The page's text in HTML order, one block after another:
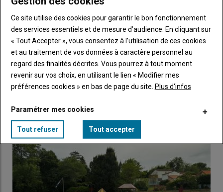
Sous-
titre
Vous n'êtes pas abonné(e)
TITRE CRÉEZ UN COMPTE
BodyChoisissez votre formule et créez votre
compte pour accéder à tout Caracterres.
Lien Créez un compte
LES PLUS LUS
Ce site utilise des cookies pour garantir le bon fonctionnement
des services essentiels et de mesure d’audience. En cliquant sur
« Tout Accepter », vous consentez à l’utilisation de ces cookies
et au traitement de vos données à caractère personnel au
regard des finalités décrites. Vous pourrez à tout moment
revenir sur vos choix, en utilisant le lien « Modifier mes
préférences cookies » en bas de page du site. Plus d'infos
Paramétrer mes cookies
Tout refuser Tout accepter